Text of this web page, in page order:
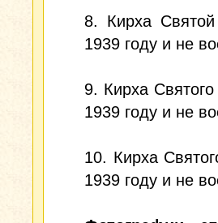
8. Кирха
1939 году и не
9. Кирха
1939 году и не
10. Кирха
1939 году и не